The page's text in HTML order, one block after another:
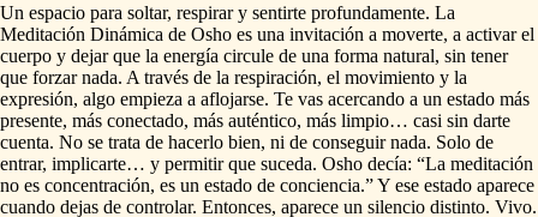
Un espacio para soltar, respirar y sentirte profundamente. La
Meditación Dinámica de Osho es una invitación a moverte, a activar el
cuerpo y dejar que la energía circule de una forma natural, sin tener
que forzar nada. A través de la respiración, el movimiento y la
expresión, algo empieza a aflojarse. Te vas acercando a un estado más
presente, más conectado, más auténtico, más limpio… casi sin darte
cuenta. No se trata de hacerlo bien, ni de conseguir nada. Solo de
entrar, implicarte… y permitir que suceda. Osho decía: “La meditación
no es concentración, es un estado de conciencia.”Y ese estado aparece
cuando dejas de controlar. Entonces, aparece un silencio distinto. Vivo.